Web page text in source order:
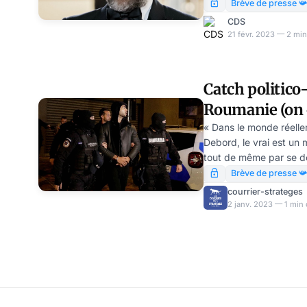
curieusement, pas
Brève de presse 📯
CDS
21 févr. 2023 — 2
Catch
Roumanie
Netflix ?!), par
« Dans le monde
Debord, le vrai est un
tout de même par se
l’influenceur
être le faux. Greta
provocations
Brève de presse 📯
courrier-strateges
2 janv. 2023 — 1 min